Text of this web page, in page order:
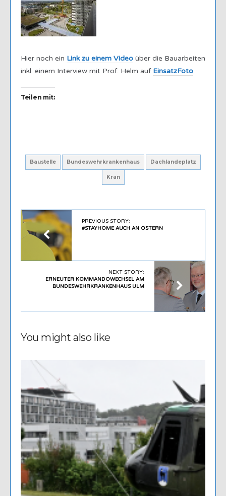
Hier noch ein Link zu einem Video über die Bauarbeiten
inkl. einem Interview mit Prof. Helm auf EinsatzFoto
Teilen mit:
Baustelle Bundeswehrkrankenhaus Dachlandeplatz
Kran
PREVIOUS STORY:
#STAYHOME AUCH AN OSTERN
NEXT STORY:
ERNEUTER KOMMANDOWECHSEL AM
BUNDESWEHRKRANKENHAUS ULM
You might also like